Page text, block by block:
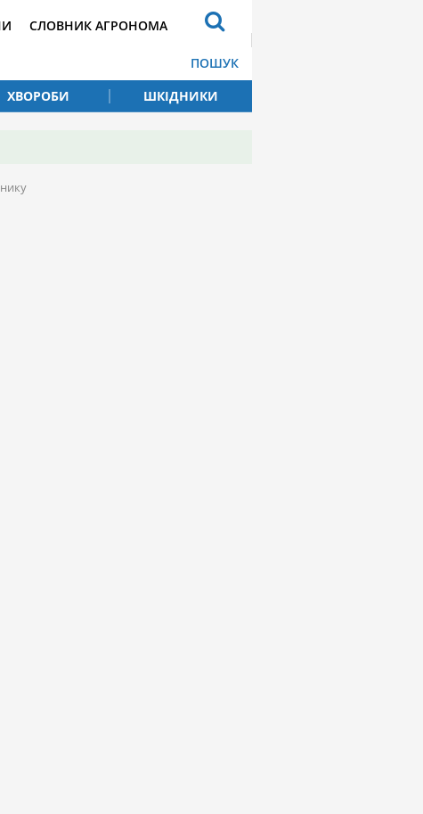
СЛОВНИК АГРОНОМА
ПОШУК
ХВОРОБИ ШКІДНИКИ